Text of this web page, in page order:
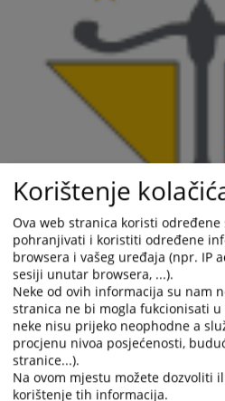
Korištenje
Ova web stranica koristi određene
pohranjivati i koristiti određene
browsera i vašeg uređaja (npr. IP
sesiji unutar browsera, ...).
Neke od ovih informacija su nam
stranica ne bi mogla fukcionisati
neke nisu prijeko neophodne a
procjenu nivoa posjećenosti,
stranice...).
Na ovom mjestu možete dozvoliti
korištenje tih informacija.